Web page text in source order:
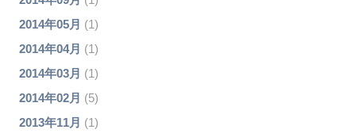
2014年05月 (1)
2014年04月 (1)
2014年03月 (1)
2014年02月 (5)
2013年11月 (1)